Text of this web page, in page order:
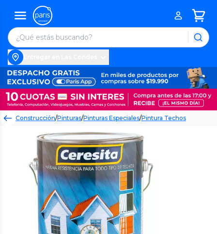
Construcción/Pinturas/Pinturas Especiales/Pintura Techos